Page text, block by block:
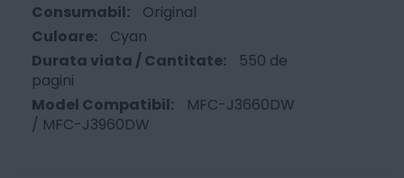
Original
Cyan
550 de
pagini
MFC-J3660DW
/ MFC-J3960DW